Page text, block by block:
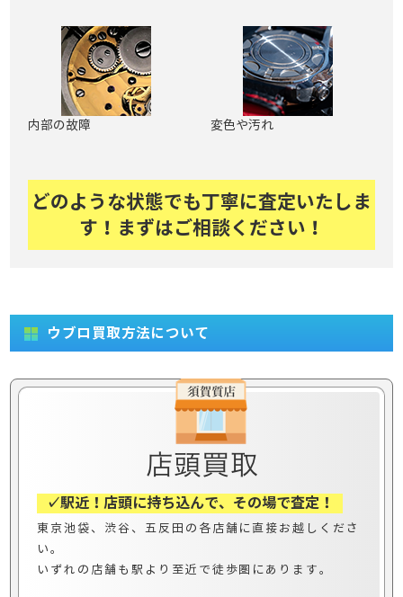
内部の故障 変色や汚れ
どのような状態でも丁寧に査定いたしま
す！まずはご相談ください！
ウブロ買取方法について
✓駅近！店頭に持ち込んで、その場で査定！
東京池袋、渋谷、五反田の各店舗に直接お越しくださ
い。
いずれの店舗も駅より至近で徒歩圏にあります。